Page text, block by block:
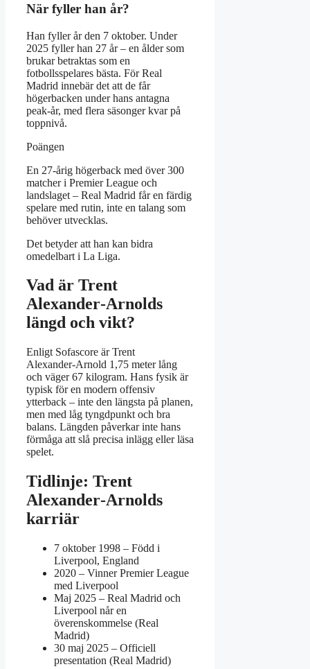
När fyller han år?
Han fyller år den 7 oktober. Under
2025 fyller han 27 år – en ålder som
brukar betraktas som en
fotbollsspelares bästa. För Real
Madrid innebär det att de får
högerbacken under hans antagna
peak‑år, med flera säsonger kvar på
toppnivå.
Poängen
En 27‑årig högerback med över 300
matcher i Premier League och
landslaget – Real Madrid får en färdig
spelare med rutin, inte en talang som
behöver utvecklas.
Det betyder att han kan bidra
omedelbart i La Liga.
Vad är Trent
Alexander‑Arnolds
längd och vikt?
Enligt Sofascore är Trent
Alexander‑Arnold 1,75 meter lång
och väger 67 kilogram. Hans fysik är
typisk för en modern offensiv
ytterback – inte den längsta på planen,
men med låg tyngdpunkt och bra
balans. Längden påverkar inte hans
förmåga att slå precisa inlägg eller läsa
spelet.
Tidlinje: Trent
Alexander‑Arnolds
karriär
7 oktober 1998 – Född i
Liverpool, England
2020 – Vinner Premier League
med Liverpool
Maj 2025 – Real Madrid och
Liverpool når en
överenskommelse (Real
Madrid)
30 maj 2025 – Officiell
presentation (Real Madrid)